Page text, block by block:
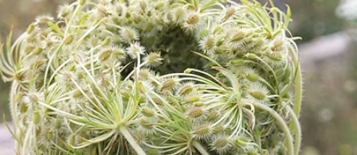
resultater
Arrangementer
0resultater
Shop
0resultater
Du skal indtaste minimum 3
tegn for at se resultater
Her kan du søge i hele vores katalog af
artikler, arrangementer, produkter og åbne
haver.